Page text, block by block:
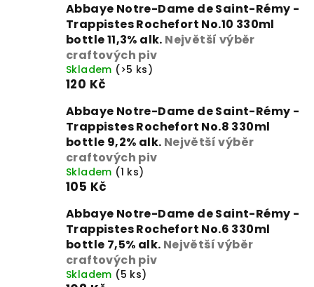
Abbaye Notre-Dame de Saint-Rémy -
Trappistes Rochefort No.10 330ml
bottle 11,3% alk. Největší výběr
craftových piv
Skladem (>5 ks)
120 Kč
Abbaye Notre-Dame de Saint-Rémy -
Trappistes Rochefort No.8 330ml
bottle 9,2% alk. Největší výběr
craftových piv
Skladem (1 ks)
105 Kč
Abbaye Notre-Dame de Saint-Rémy -
Trappistes Rochefort No.6 330ml
bottle 7,5% alk. Největší výběr
craftových piv
Skladem (5 ks)